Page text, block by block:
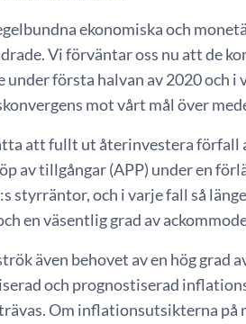
ekonomiska och
Vi förväntar oss nu att de
första halvan av 2020 och
mot vårt mål över
att fullt ut återinvestera förfall
av tillgångar (APP) under en
styrräntor, och i varje fall så
en väsentlig grad av
även behovet av en hög grad
och prognostiserad
Om inflationsutsikterna